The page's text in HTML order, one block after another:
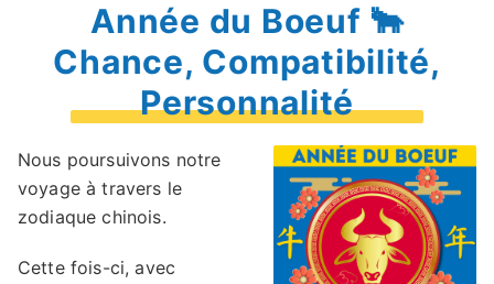
Année du Boeuf 🐂
Chance, Compatibilité,
Personnalité
Nous poursuivons notre
voyage à travers le
zodiaque chinois.
Cette fois-ci, avec